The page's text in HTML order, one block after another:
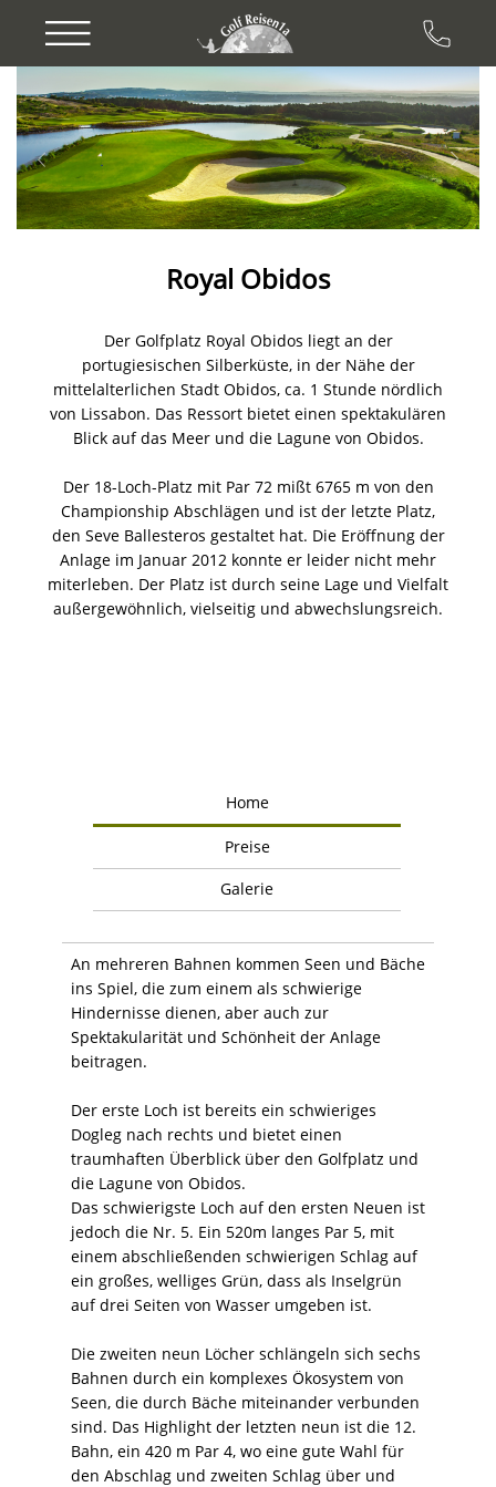
Previous Next
Royal Obidos
Der Golfplatz Royal Obidos liegt an der
portugiesischen Silberküste, in der Nähe der
mittelalterlichen Stadt Obidos, ca. 1 Stunde nördlich
von Lissabon. Das Ressort bietet einen spektakulären
Blick auf das Meer und die Lagune von Obidos.
Der 18-Loch-Platz mit Par 72 mißt 6765 m von den
Championship Abschlägen und ist der letzte Platz,
den Seve Ballesteros gestaltet hat. Die Eröffnung der
Anlage im Januar 2012 konnte er leider nicht mehr
miterleben. Der Platz ist durch seine Lage und Vielfalt
außergewöhnlich, vielseitig und abwechslungsreich.
Home
Preise
Galerie
An mehreren Bahnen kommen Seen und Bäche
ins Spiel, die zum einem als schwierige
Hindernisse dienen, aber auch zur
Spektakularität und Schönheit der Anlage
beitragen.
Der erste Loch ist bereits ein schwieriges
Dogleg nach rechts und bietet einen
traumhaften Überblick über den Golfplatz und
die Lagune von Obidos.
Das schwierigste Loch auf den ersten Neuen ist
jedoch die Nr. 5. Ein 520m langes Par 5, mit
einem abschließenden schwierigen Schlag auf
ein großes, welliges Grün, dass als Inselgrün
auf drei Seiten von Wasser umgeben ist.
Die zweiten neun Löcher schlängeln sich sechs
Bahnen durch ein komplexes Ökosystem von
Seen, die durch Bäche miteinander verbunden
sind. Das Highlight der letzten neun ist die 12.
Bahn, ein 420 m Par 4, wo eine gute Wahl für
den Abschlag und zweiten Schlag über und